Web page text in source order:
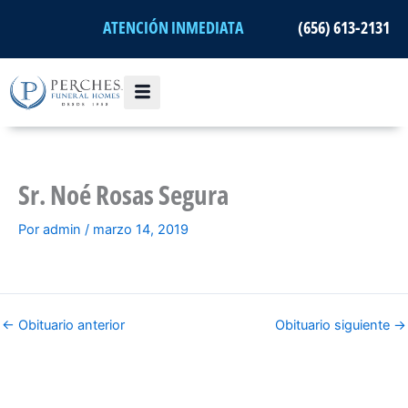
ATENCIÓN INMEDIATA (656) 613-2131
Sr. Noé Rosas Segura
Por admin / marzo 14, 2019
← Obituario anterior Obituario siguiente →